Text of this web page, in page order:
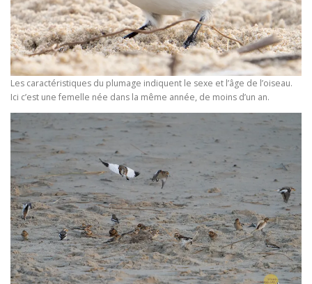
Les caractéristiques du plumage indiquent le sexe et l’âge de l’oiseau.
Ici c’est une femelle née dans la même année, de moins d’un an.